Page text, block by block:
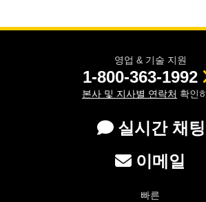
영업 & 기술 지원
1-800-363-1992
본사 및 지사별 연락처 확인
실시간 채팅
이메일
빠른